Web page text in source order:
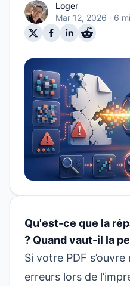
Loger
Mar 12, 2026 · 6
Qu'est-ce que la
? Quand vaut-il la
Si votre PDF
erreurs lors de